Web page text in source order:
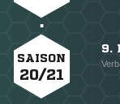
SAISON
20/21
9.